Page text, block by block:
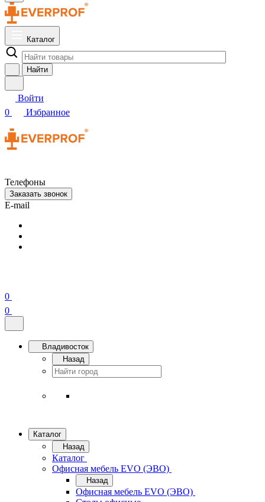
Каталог
Найти
Войти
0
Избранное
Телефоны
Заказать звонок
E-mail
0
0
Владивосток
Назад
Каталог
Назад
Каталог
Офисная мебель EVO (ЭВО)
Назад
Офисная мебель EVO (ЭВО)